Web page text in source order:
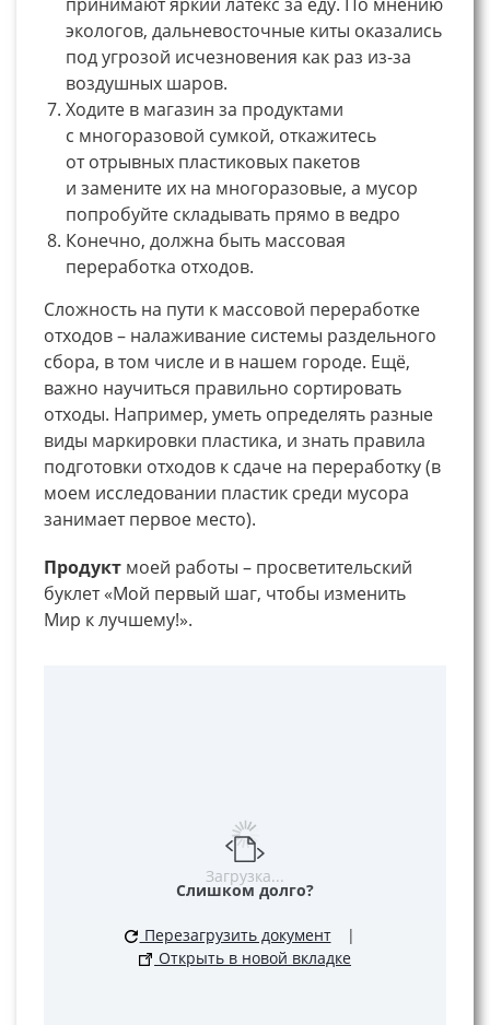
экологов, дальневосточные киты оказались
под угрозой исчезновения как раз из-за
воздушных шаров.
Ходите в магазин за продуктами
с многоразовой сумкой, откажитесь
от отрывных пластиковых пакетов
и замените их на многоразовые, а мусор
попробуйте складывать прямо в ведро
Конечно, должна быть массовая
переработка отходов.
Сложность на пути к массовой переработке
отходов – налаживание системы раздельного
сбора, в том числе и в нашем городе. Ещё,
важно научиться правильно сортировать
отходы. Например, уметь определять разные
виды маркировки пластика, и знать правила
подготовки отходов к сдаче на переработку (в
моем исследовании пластик среди мусора
занимает первое место).
Продукт моей работы – просветительский
буклет «Мой первый шаг, чтобы изменить
Мир к лучшему!».
Загрузка...
Слишком долго?
Перезагрузить документ
|
Открыть в новой вкладке